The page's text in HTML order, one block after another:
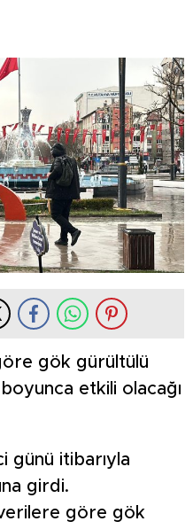
gök gürültülü
etkili olacağı
günü itibarıyla
girdi.
verilere göre gök